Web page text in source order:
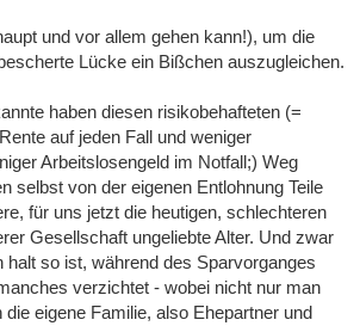
und vor allem gehen kann!), um die
Lücke ein Bißchen auszugleichen.
haben diesen risikobehafteten (=
auf jeden Fall und weniger
Arbeitslosengeld im Notfall;) Weg
selbst von der eigenen Entlohnung Teile
für uns jetzt die heutigen, schlechteren
Gesellschaft ungeliebte Alter. Und zwar
halt so ist, während des Sparvorganges
verzichtet - wobei nicht nur man
eigene Familie, also Ehepartner und